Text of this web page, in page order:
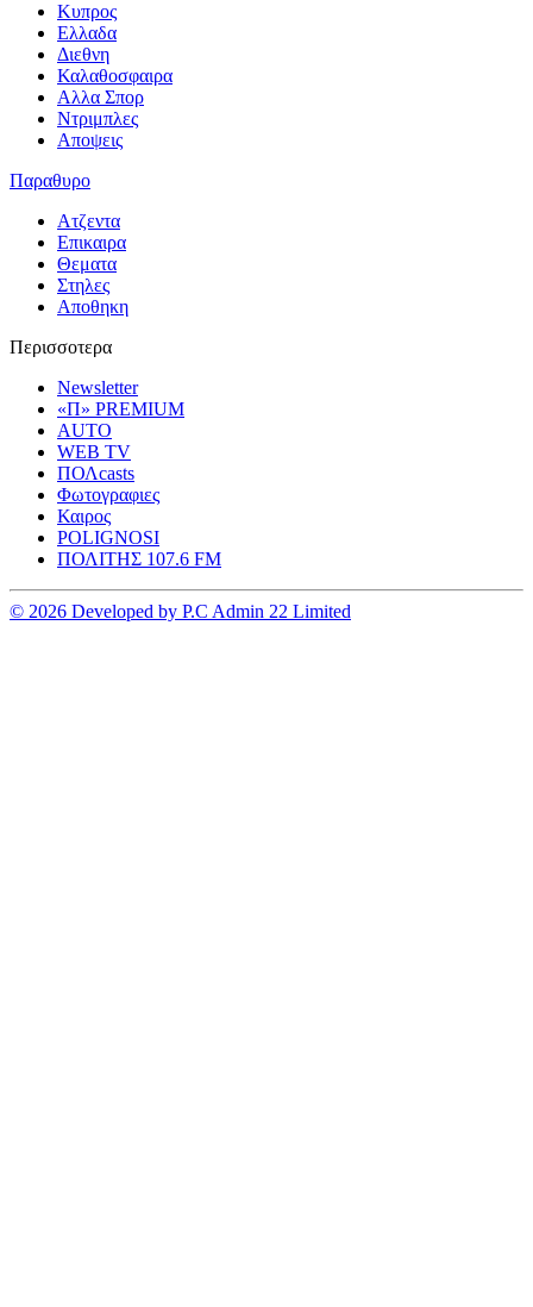
Κυπρος
Ελλαδα
Διεθνη
Καλαθοσφαιρα
Αλλα Σπορ
Ντριμπλες
Αποψεις
Παραθυρο
Ατζεντα
Επικαιρα
Θεματα
Στηλες
Αποθηκη
Περισσοτερα
Newsletter
«Π» PREMIUM
AUTO
WEB TV
ΠΟΛcasts
Φωτογραφιες
Καιρος
POLIGNOSI
ΠΟΛΙΤΗΣ 107.6 FM
© 2026 Developed by P.C Admin 22 Limited